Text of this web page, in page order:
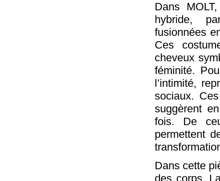
Dans
hybride,
fusionnées
Ces
cheveux
féminité.
l’intimité,
sociaux.
suggèrent
fois. De
permettent
Dans cette
des corps.